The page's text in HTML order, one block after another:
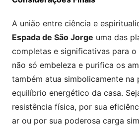
A união entre ciência e
Espada de São Jorge uma das
completas e significativas para o
não só embeleza e purifica os
também atua simbolicamente na
equilíbrio energético da casa.
resistência física, por sua
ar ou por sua poderosa carga